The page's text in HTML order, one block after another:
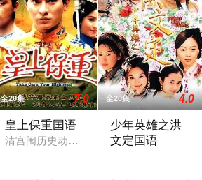
全20集 7.0
皇上保重国语
清宫闱历史动作爱情剧《皇上保重》，描
全20集 4.0
少年英雄之洪
文定国语